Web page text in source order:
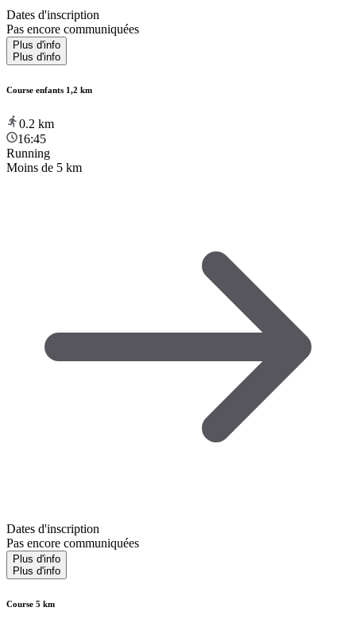
Dates d'inscription
Pas encore communiquées
Plus d'info
Plus d'info
Course enfants 1,2 km
0.2 km
16:45
Running
Moins de 5 km
Dates d'inscription
Pas encore communiquées
Plus d'info
Plus d'info
Course 5 km